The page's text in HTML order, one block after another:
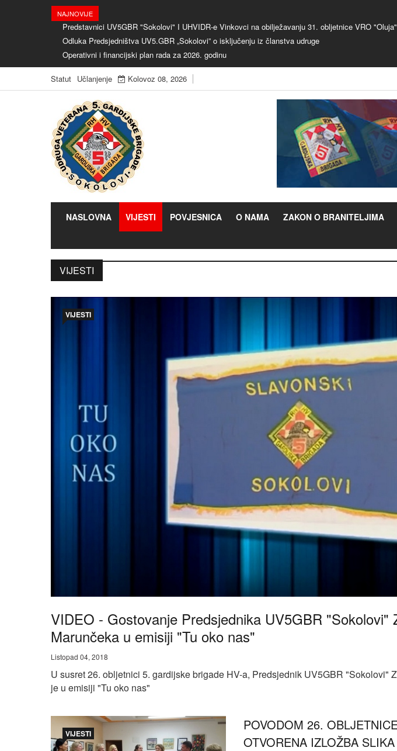
NAJNOVIJE
Predstavnici UV5GBR "Sokolovi" I UHVIDR-e Vinkovci na obilježavanju 31. obljetnice VRO "Oluja"
Odluka Predsjedništva UV5.GBR „Sokolovi” o isključenju iz članstva udruge
Operativni i financijski plan rada za 2026. godinu
Statut Učlanjenje Kolovoz 08, 2026
NASLOVNA VIJESTI POVJESNICA O NAMA ZAKON O BRANITELJIMA
VIJESTI
VIJESTI
VIDEO - Gostovanje Predsjednika UV5GBR "Sokolovi"
Marunčeka u emisiji "Tu oko nas"
Listopad 04, 2018
U susret 26. obljetnici 5. gardijske brigade HV-a, Predsjednik UV5GBR "Sokolovi"
je u emisiji "Tu oko nas"
VIJESTI
POVODOM 26.
OTVORENA IZLOŽBA SLIKA